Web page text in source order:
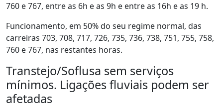
760 e 767, entre as 6h e as 9h e entre as 16h e as 19 h.
Funcionamento, em 50% do seu regime normal, das
carreiras 703, 708, 717, 726, 735, 736, 738, 751, 755, 758,
760 e 767, nas restantes horas.
Transtejo/Soflusa sem serviços
mínimos. Ligações fluviais podem ser
afetadas